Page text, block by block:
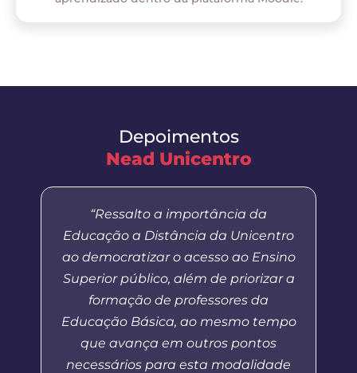
Depoimentos
Nead Unicentro
“Ressalto a importância da
Educação a Distância da Unicentro
ao democratizar o acesso ao Ensino
Superior público, além de priorizar a
formação de professores da
Educação Básica, ao mesmo tempo
que avança em outros pontos
necessários para esta modalidade